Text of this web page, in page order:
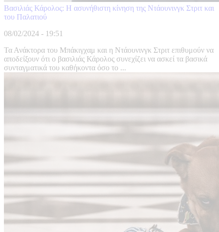
Βασιλιάς Κάρολος: Η ασυνήθιστη κίνηση της Ντάουνινγκ Στριτ και
του Παλατιού
08/02/2024 - 19:51
Τα Ανάκτορα του Μπάκιγχαμ και η Ντάουνινγκ Στριτ επιθυμούν να
αποδείξουν ότι ο βασιλιάς Κάρολος συνεχίζει να ασκεί τα βασικά
συνταγματικά του καθήκοντα όσο το ...